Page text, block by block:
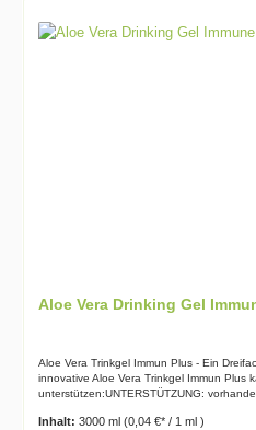
Aloe Vera Drinking Gel
Aloe Vera Trinkgel Immun Plus - Ein
innovative Aloe Vera Trinkgel Immun Plus
unterstützen:UNTERSTÜTZUNG:
des Immunsystems können unterstützt
Inhalt: 3000 ml (0,04 €* / 1 ml )